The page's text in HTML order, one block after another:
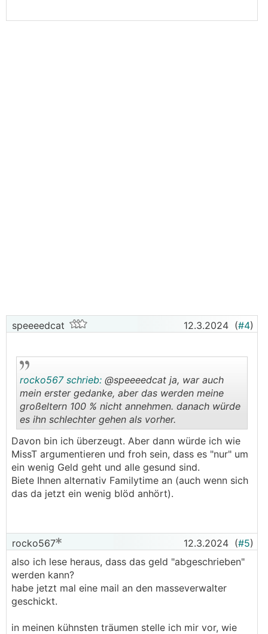
speeeedcat 12.3.2024 (#4)
..
rocko567 schrieb: @speeeedcat ja, war auch
mein erster gedanke, aber das werden meine
großeltern 100 % nicht annehmen. danach würde
es ihn schlechter gehen als vorher.
Davon bin ich überzeugt. Aber dann würde ich wie
MissT argumentieren und froh sein, dass es "nur" um
ein wenig Geld geht und alle gesund sind.
Biete Ihnen alternativ Familytime an (auch wenn sich
das da jetzt ein wenig blöd anhört).
rocko567 12.3.2024 (#5)
also ich lese heraus, dass das geld "abgeschrieben"
werden kann?
habe jetzt mal eine mail an den masseverwalter
geschickt.
in meinen kühnsten träumen stelle ich mir vor, wie